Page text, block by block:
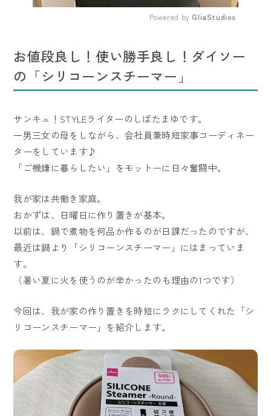
Powered by GliaStudios
お値段良し！使い勝手良し！ダイソー
の「シリコーンスチーマー」
サンキュ！STYLEライターのしばたまゆです。
一男三女の母をしながら、会社員兼時短家事コーディネー
ターをしています♪
「ご機嫌に暮らしたい」をモットーに日々奮闘中。
我が家は共働き家庭。
おかずは、日曜日に作り置きが基本。
以前は、鍋で煮物を何品か作るのが日課だったのですが、
最近は鍋より「シリコーンスチーマー」にはまっていま
す。
（暑い夏に火を使うのが辛かったのも理由の1つです）
今回は、我が家の作り置きを時短にラクにしてくれた「シ
リコーンスチーマー」を紹介します。